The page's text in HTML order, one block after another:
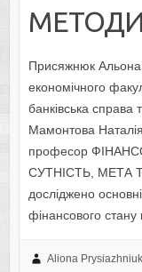
Присяжнюк Альона
економічного
банківська справа
Мамонтова
професор
СУТНІСТЬ, МЕТА
досліджено
фінансового
Aliona Prysiazhniuk